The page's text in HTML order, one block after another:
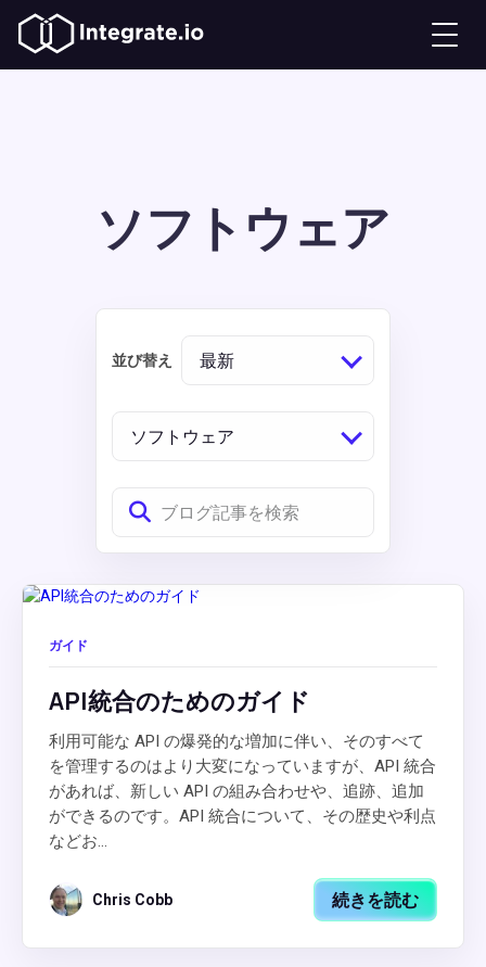
ソフトウェア
ソフトウェア
並び替え 最新
ガイド
API統合のためのガイド
利用可能な API の爆発的な増加に伴い、そのすべて
を管理するのはより大変になっていますが、API 統合
があれば、新しい API の組み合わせや、追跡、追加
ができるのです。API 統合について、その歴史や利点
などお...
Chris Cobb 続きを読む